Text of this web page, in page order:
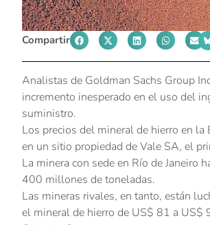
Compartir
Analistas de Goldman Sachs Group
incremento inesperado en el uso del
suministro.
Los precios del mineral de hierro en
en un sitio propiedad de Vale SA, el
La minera con sede en Río de Janeiro
400 millones de toneladas.
Las mineras rivales, en tanto, están
el mineral de hierro de US$ 81 a US$